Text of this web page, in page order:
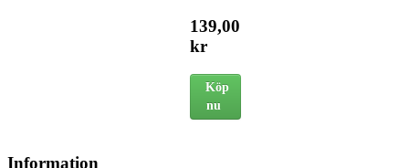
139,00
kr
Köp
nu
Information